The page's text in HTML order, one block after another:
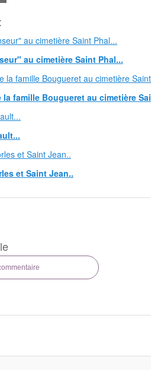
au cimetière Saint Phal...
famille Bougueret au cimetière
et Saint Jean..